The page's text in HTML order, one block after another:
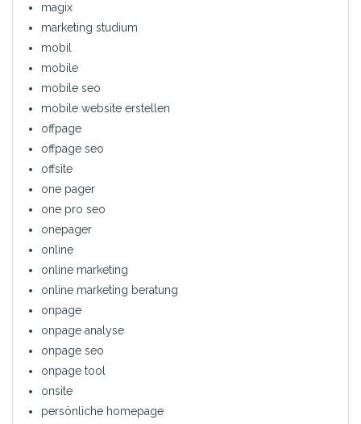
magix
marketing studium
mobil
mobile
mobile seo
mobile website erstellen
offpage
offpage seo
offsite
one pager
one pro seo
onepager
online
online marketing
online marketing beratung
onpage
onpage analyse
onpage seo
onpage tool
onsite
persönliche homepage